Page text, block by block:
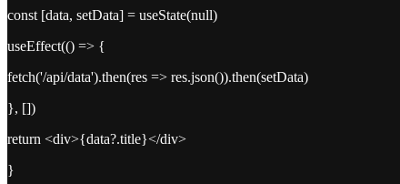
const [data, setData] = useState(null)
useEffect(() => {
fetch('/api/data').then(res => res.json()).then(setData)
}, [])
return <div>{data?.title}</div>
}